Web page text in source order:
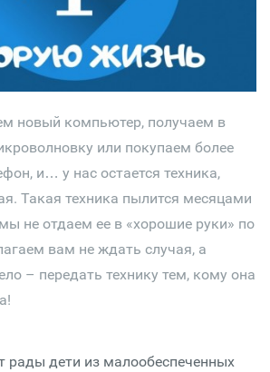
новый компьютер, получаем в
или покупаем более
и… у нас остается техника,
Такая техника пылится месяцами
не отдаем ее в «хорошие руки» по
вам не ждать случая, а
– передать технику тем, кому она
рады дети из малообеспеченных